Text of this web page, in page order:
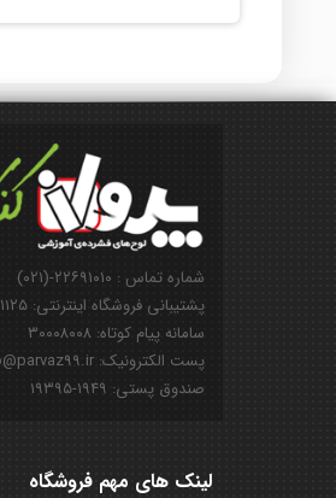
شماره تماس : ۲۲۶۹۱۰۱۰-(۰۲۱)
پشتیبانی فروشگاه اینترنتی: ۰۹۱۲۸۵۰۱۱۲۵
سامانه پیام کوتاه: ۳۰۰۰۸۰۰۸
پست الکترونیک: info@parvaz99.ir
صندوق پستی: ۱۹۴۹-۱۹۳۹۵
لینک های مهم فروشگاه